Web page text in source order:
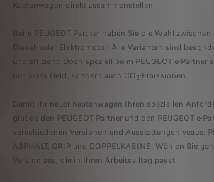
Kastenwagen direkt zusammenstellen.
Beim PEUGEOT Partner haben Sie die Wahl zwischen
Diesel- oder Elektromotor. Alle Varianten sind
und effizient. Doch speziell beim PEUGEOT e-Partner
nur bares Geld, sondern auch CO2-Emissionen.
Damit Ihr neuer Kastenwagen Ihren speziellen
gibt es den PEUGEOT Partner und den PEUGEOT e-
verschiedenen Versionen und Ausstattungsniveaus:
ASPHALT, GRIP und DOPPELKABINE. Wählen Sie
Version aus, die in Ihren Arbeitsalltag passt.